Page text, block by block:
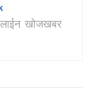
खोजखबर